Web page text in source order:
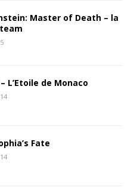
Master of Death – la
L’Etoile de Monaco
Fate